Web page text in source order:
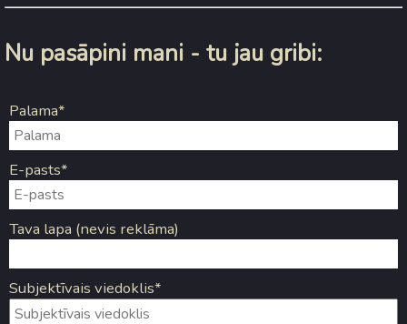
Nu pasāpini mani - tu jau gribi:
Palama*
E-pasts*
Tava lapa (nevis reklāma)
Subjektīvais viedoklis*